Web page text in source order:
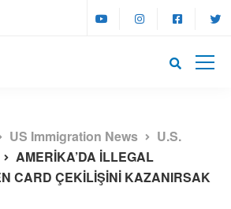
US Immigration News
U.S.
AMERİKA’DA İLLEGAL
CARD ÇEKİLİŞİNİ KAZANIRSAK